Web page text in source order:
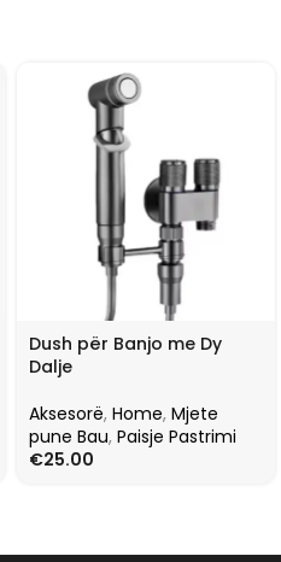
Dush për Banjo me Dy
Dalje
Aksesorë, Home, Mjete
pune Bau, Paisje Pastrimi
€25.00